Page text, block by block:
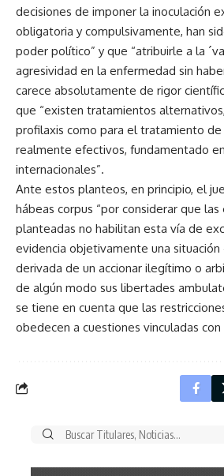
decisiones de imponer la inoculación
obligatoria y compulsivamente, han
poder político” y que “atribuirle a la
agresividad en la enfermedad sin
carece absolutamente de rigor
que “existen tratamientos
profilaxis como para el tratamiento
realmente efectivos, fundamentado
internacionales”.
Ante estos planteos, en principio, el
hábeas corpus “por considerar que las
planteadas no habilitan esta vía de
evidencia objetivamente una
derivada de un accionar ilegítimo o
de algún modo sus libertades
se tiene en cuenta que las
obedecen a cuestiones vinculadas con
Buscar